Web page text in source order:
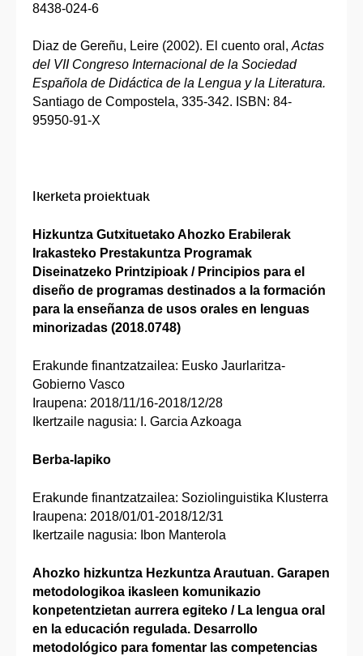
8438-024-6
Diaz de Gereñu, Leire (2002). El cuento oral,Actas
del VII Congreso Internacional de la Sociedad
Española de Didáctica de la Lengua y la Literatura.
Santiago de Compostela, 335-342. ISBN: 84-
95950-91-X
Ikerketa proiektuak
Hizkuntza Gutxituetako Ahozko Erabilerak
Irakasteko Prestakuntza Programak
Diseinatzeko Printzipioak / Principios para el
diseño de programas destinados a la formación
para la enseñanza de usos orales en lenguas
minorizadas (2018.0748)
Erakunde finantzatzailea: Eusko Jaurlaritza-
Gobierno Vasco
Iraupena: 2018/11/16-2018/12/28
Ikertzaile nagusia: I. Garcia Azkoaga
Berba-lapiko
Erakunde finantzatzailea: Soziolinguistika Klusterra
Iraupena: 2018/01/01-2018/12/31
Ikertzaile nagusia: Ibon Manterola
Ahozko hizkuntza Hezkuntza Arautuan. Garapen
metodologikoa ikasleen komunikazio
konpetentzietan aurrera egiteko / La lengua oral
en la educación regulada. Desarrollo
metodológico para fomentar las competencias